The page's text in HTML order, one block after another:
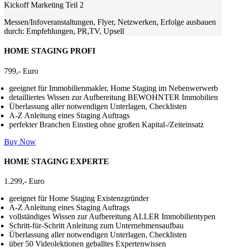
Kickoff Marketing Teil 2
Messen/Infoveranstaltungen, Flyer, Netzwerken, Erfolge ausbauen
durch: Empfehlungen, PR,TV, Upsell
HOME STAGING PROFI
799,- Euro
geeignet für Immobilienmakler, Home Staging im Nebenwerwerb
detailliertes Wissen zur Aufbereitung BEWOHNTER Immobilien
Überlassung aller notwendigen Unterlagen, Checklisten
A-Z Anleitung eines Staging Auftrags
perfekter Branchen Einstieg ohne großen Kapital-/Zeiteinsatz
Buy Now
HOME STAGING EXPERTE
1.299,- Euro
geeignet für Home Staging Existenzgründer
A-Z Anleitung eines Staging Auftrags
vollständiges Wissen zur Aufbereitung ALLER Immobilientypen
Schritt-für-Schritt Anleitung zum Unternehmensaufbau
Überlassung aller notwendigen Unterlagen, Checklisten
über 50 Videolektionen geballtes Expertenwissen